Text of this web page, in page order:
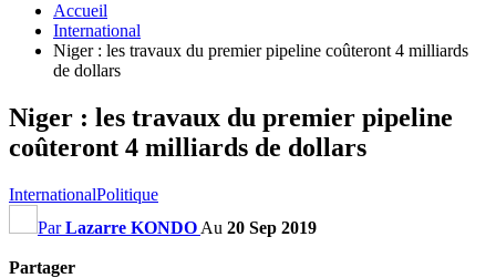
Accueil
International
Niger : les travaux du premier pipeline coûteront 4 milliards
de dollars
Niger : les travaux du premier pipeline
coûteront 4 milliards de dollars
InternationalPolitique
ParLazarre KONDO Au 20 Sep 2019
Partager